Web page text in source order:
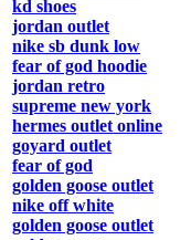
kd shoes
jordan outlet
nike sb dunk low
fear of god hoodie
jordan retro
supreme new york
hermes outlet online
goyard outlet
fear of god
golden goose outlet
nike off white
golden goose outlet